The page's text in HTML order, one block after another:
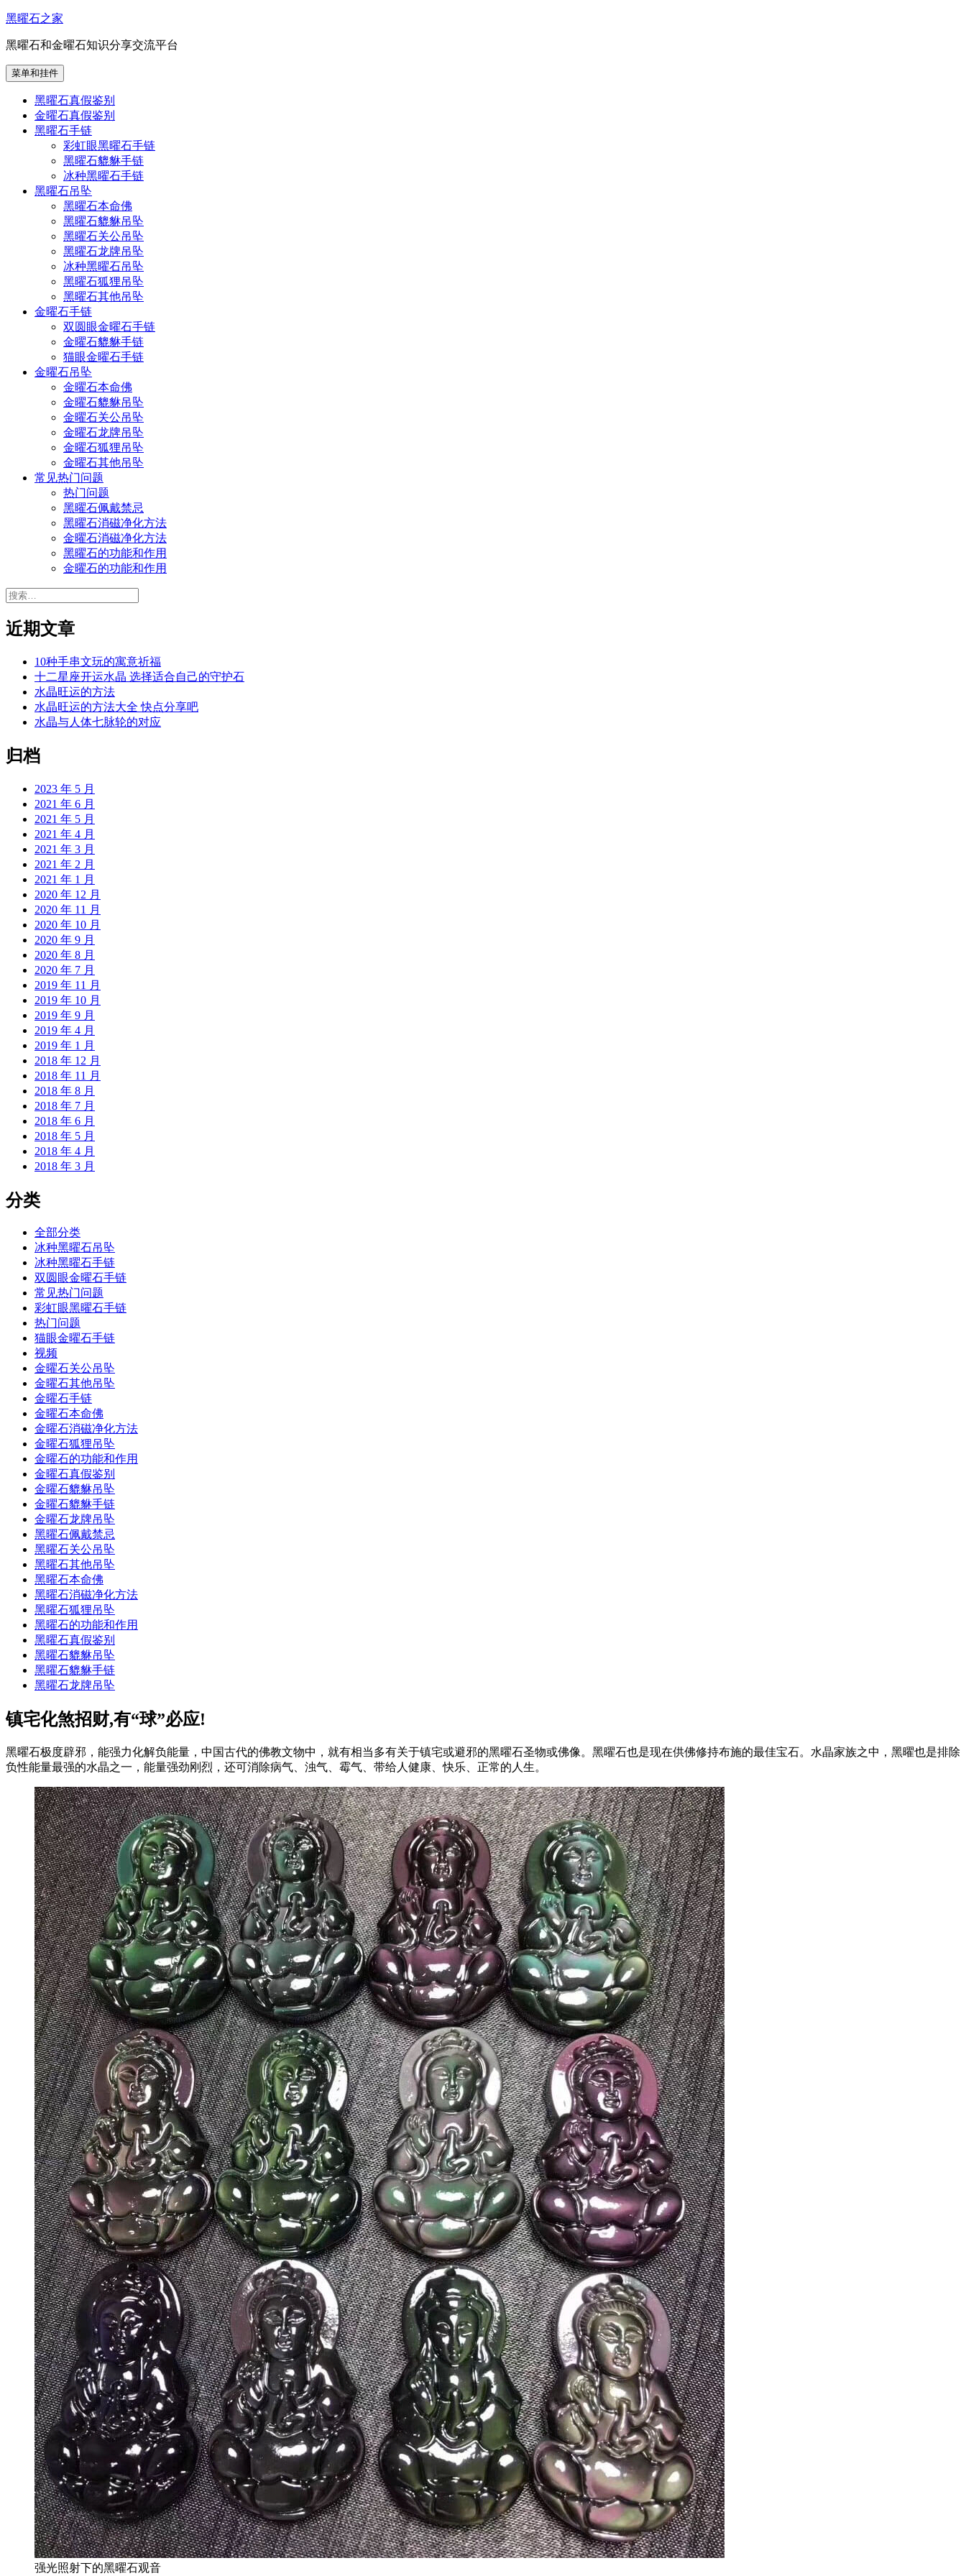
跳
内
容
黑曜石之家
黑曜石和金曜石知识分享交流平台
菜单和挂件
黑曜石真假鉴别
金曜石真假鉴别
黑曜石手链
彩虹眼黑曜石手链
黑曜石貔貅手链
冰种黑曜石手链
黑曜石吊坠
黑曜石本命佛
黑曜石貔貅吊坠
黑曜石关公吊坠
黑曜石龙牌吊坠
冰种黑曜石吊坠
黑曜石狐狸吊坠
黑曜石其他吊坠
金曜石手链
双圆眼金曜石手链
金曜石貔貅手链
猫眼金曜石手链
金曜石吊坠
金曜石本命佛
金曜石貔貅吊坠
金曜石关公吊坠
金曜石龙牌吊坠
金曜石狐狸吊坠
金曜石其他吊坠
常见热门问题
热门问题
黑曜石佩戴禁忌
黑曜石消磁净化方法
金曜石消磁净化方法
黑曜石的功能和作用
金曜石的功能和作用
搜
近期文章
10种手串文玩的寓意祈福
十二星座开运水晶 选择适合自己的守护石
水晶旺运的方法
水晶旺运的方法大全 快点分享吧
水晶与人体七脉轮的对应
归档
2023 年 5 月
2021 年 6 月
2021 年 5 月
2021 年 4 月
2021 年 3 月
2021 年 2 月
2021 年 1 月
2020 年 12 月
2020 年 11 月
2020 年 10 月
2020 年 9 月
2020 年 8 月
2020 年 7 月
2019 年 11 月
2019 年 10 月
2019 年 9 月
2019 年 4 月
2019 年 1 月
2018 年 12 月
2018 年 11 月
2018 年 8 月
2018 年 7 月
2018 年 6 月
2018 年 5 月
2018 年 4 月
2018 年 3 月
分类
全部分类
冰种黑曜石吊坠
冰种黑曜石手链
双圆眼金曜石手链
常见热门问题
彩虹眼黑曜石手链
热门问题
猫眼金曜石手链
视频
金曜石关公吊坠
金曜石其他吊坠
金曜石手链
金曜石本命佛
金曜石消磁净化方法
金曜石狐狸吊坠
金曜石的功能和作用
金曜石真假鉴别
金曜石貔貅吊坠
金曜石貔貅手链
金曜石龙牌吊坠
黑曜石佩戴禁忌
黑曜石关公吊坠
黑曜石其他吊坠
黑曜石本命佛
黑曜石消磁净化方法
黑曜石狐狸吊坠
黑曜石的功能和作用
黑曜石真假鉴别
黑曜石貔貅吊坠
黑曜石貔貅手链
黑曜石龙牌吊坠
镇宅化煞招财,有“球”必应!
黑曜石极度辟邪，能强力化解负能量，中国古代的佛教文物中，就有相当多有关于镇宅或避邪的黑曜石圣物或佛像。黑曜石也是现在供佛修持布施的最佳宝石。水晶家族之中，黑曜也是排除
负性能量最强的水晶之一，能量强劲刚烈，还可消除病气、浊气、霉气、带给人健康、快乐、正常的人生。
强光照射下的黑曜石观音